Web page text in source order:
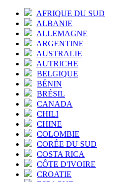
AFRIQUE DU SUD
ALBANIE
ALLEMAGNE
ARGENTINE
AUSTRALIE
AUTRICHE
BELGIQUE
BÉNIN
BRÉSIL
CANADA
CHILI
CHINE
COLOMBIE
CORÉE DU SUD
COSTA RICA
CÔTE D'IVOIRE
CROATIE